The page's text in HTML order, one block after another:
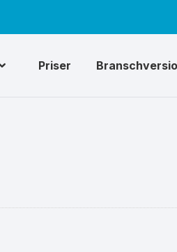
Priser